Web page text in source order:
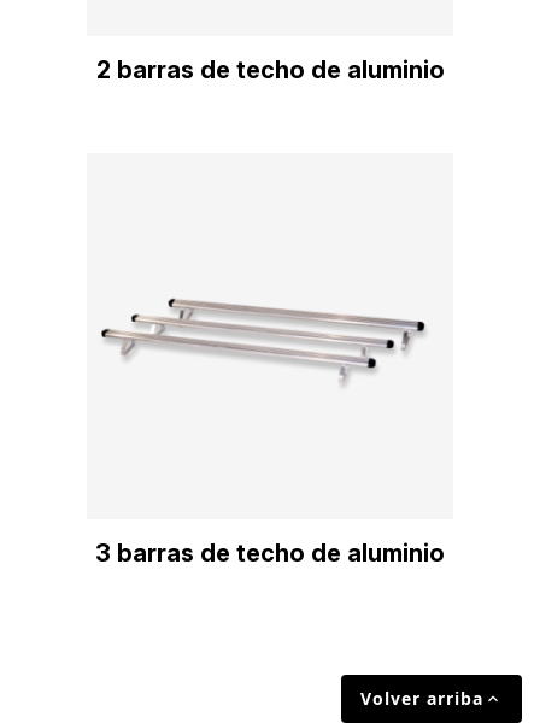
2 barras de techo de aluminio
3 barras de techo de aluminio
Volver arriba 